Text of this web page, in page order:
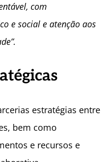
com
e social e atenção aos
estratégias entre
bem como
e recursos e